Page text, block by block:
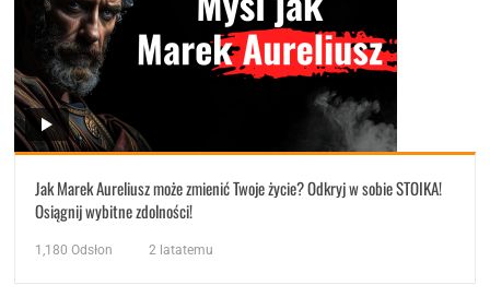
Jak Marek Aureliusz może zmienić Twoje życie? Odkryj w sobie STOIKA!
Osiągnij wybitne zdolności!
1,180 Odsłon 2 latatemu